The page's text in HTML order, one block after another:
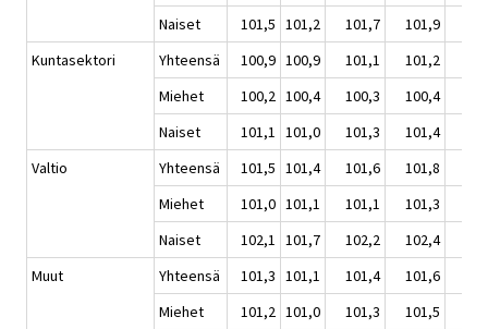
Naiset
101,5 101,2 101,7 101,9
Kuntasektori
Yhteensä 100,9 100,9 101,1 101,2
Miehet
100,2 100,4 100,3 100,4
Naiset
101,1 101,0 101,3 101,4
Valtio
Yhteensä 101,5 101,4 101,6 101,8
Miehet
101,0 101,1 101,1 101,3
Naiset
102,1 101,7 102,2 102,4
Muut
Yhteensä 101,3 101,1 101,4 101,6
Miehet
101,2 101,0 101,3 101,5